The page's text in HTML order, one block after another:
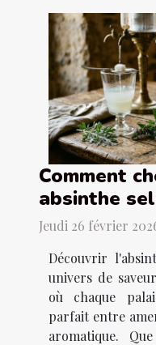
Comment
absinthe
Jeudi 26 février
Découvrir
univers de
où chaque
parfait entre
aromatique.